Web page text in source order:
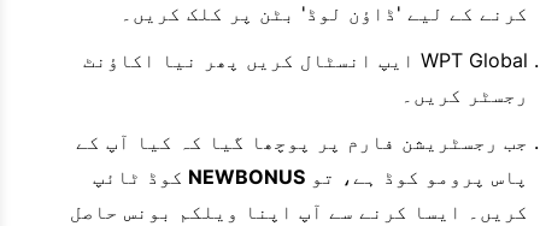
کرنے کے لیے 'ڈاؤن لوڈ' بٹن پر کلک کریں۔
WPT Global ایپ انسٹال کریں پھر نیا اکاؤنٹ
رجسٹر کریں۔
جب رجسٹریشن فارم پر پوچھا گیا کہ کیا آپ کے
پاس پرومو کوڈ ہے، تو NEWBONUS کوڈ ٹائپ
کریں۔ ایسا کرنے سے آپ اپنا ویلکم بونس حاصل